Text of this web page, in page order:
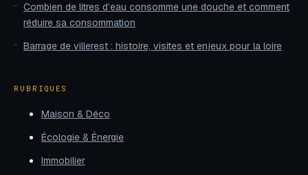
Combien de litres d’eau consomme une douche et comment
réduire sa consommation
Barrage de villerest : histoire, visites et enjeux pour la loire
RUBRIQUES
Maison & Déco
Écologie & Énergie
Immobilier